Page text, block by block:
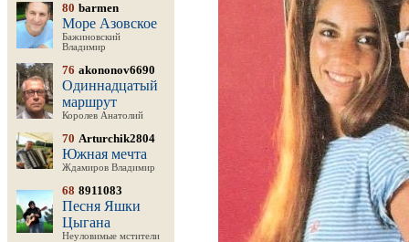
80 barmen
Море Азовское
Бажиновский
Владимир
76 akononov6690
Одиннадцатый
маршрут
Королев Анатолий
70 Arturchik2804
Южная мечта
Ждамиров Владимир
68 8911083
Песня Яшки
Цыгана
Неуловимые мстители